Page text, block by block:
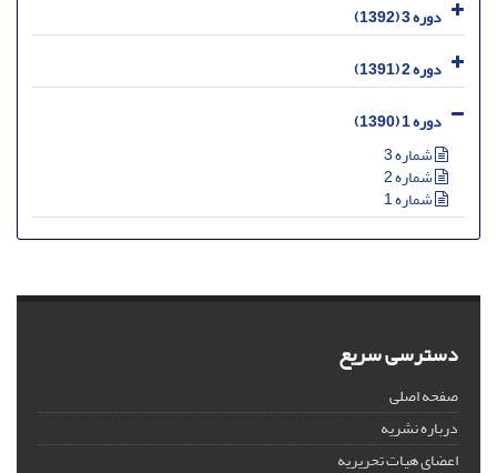
دوره 3 (1392)
دوره 2 (1391)
دوره 1 (1390)
شماره 3
شماره 2
شماره 1
دسترسی سریع
صفحه اصلی
درباره نشریه
اعضای هیات تحریریه